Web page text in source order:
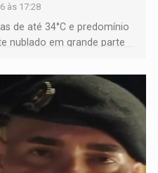
às 17:28
de até 34°C e predomínio
nublado em grande parte